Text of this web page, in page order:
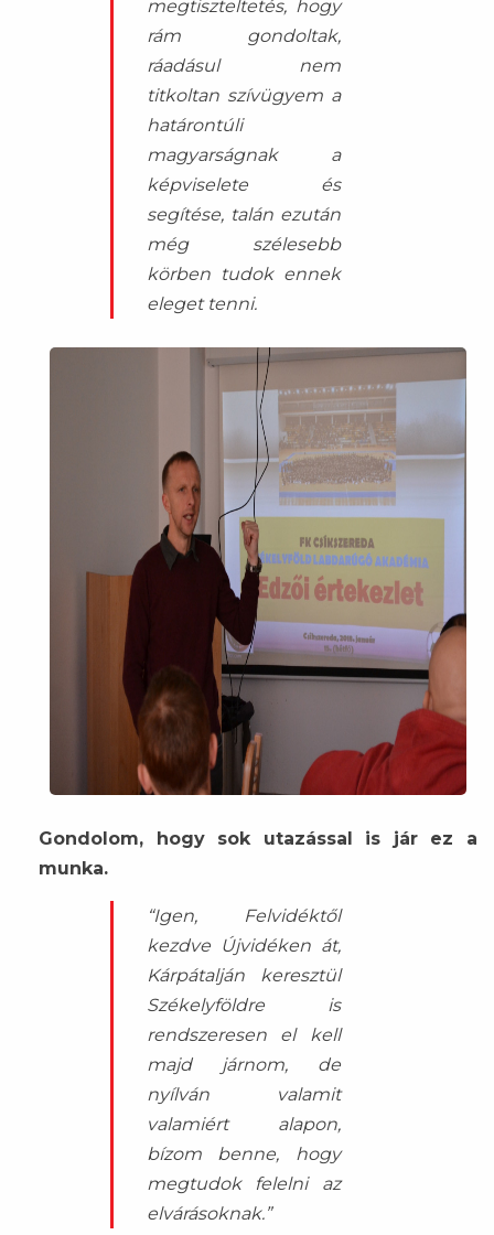
megtiszteltetés, hogy
rám gondoltak,
ráadásul nem
titkoltan szívügyem a
határontúli
magyarságnak a
képviselete és
segítése, talán ezután
még szélesebb
körben tudok ennek
eleget tenni.
Gondolom, hogy sok utazással is jár ez a
munka.
“Igen, Felvidéktől
kezdve Újvidéken át,
Kárpátalján keresztül
Székelyföldre is
rendszeresen el kell
majd járnom, de
nyílván valamit
valamiért alapon,
bízom benne, hogy
megtudok felelni az
elvárásoknak.”